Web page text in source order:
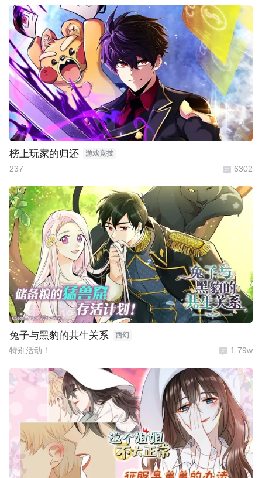
榜上玩家的归还 游戏竞技
237 6302
兔子与黑豹的共生关系 西幻
特别活动！ 1.79w